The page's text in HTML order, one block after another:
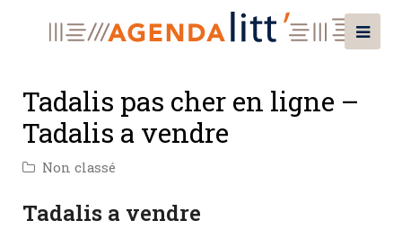
Tadalis pas cher en ligne –
Tadalis a vendre
Non classé
Tadalis a vendre